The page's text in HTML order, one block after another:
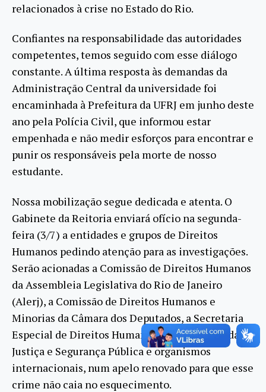
relacionados à crise no Estado do Rio.
Confiantes na responsabilidade das autoridades
competentes, temos seguido com esse diálogo
constante. A última resposta às demandas da
Administração Central da universidade foi
encaminhada à Prefeitura da UFRJ em junho deste
ano pela Polícia Civil, que informou estar
empenhada e não medir esforços para encontrar e
punir os responsáveis pela morte de nosso
estudante.
Nossa mobilização segue dedicada e atenta. O
Gabinete da Reitoria enviará ofício na segunda-
feira (3/7) a entidades e grupos de Direitos
Humanos pedindo atenção para as investigações.
Serão acionadas a Comissão de Direitos Humanos
da Assembleia Legislativa do Rio de Janeiro
(Alerj), a Comissão de Direitos Humanos e
Minorias da Câmara dos Deputados, a Secretaria
Especial de Direitos Humanos do Ministério da
Justiça e Segurança Pública e organismos
internacionais, num apelo renovado para que esse
crime não caia no esquecimento.